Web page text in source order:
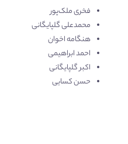
فخری ملک‌پور
محمدعلی گلپایگانی
هنگامه اخوان
احمد ابراهیمی
اکبر گلپایگانی
حسن کسایی